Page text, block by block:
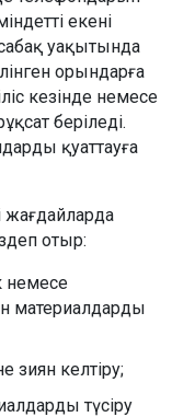
екені
уақытында
орындарға
кезінде немесе
беріледі.
қуаттауға
жағдайларда
отыр:
немесе
материалдарды
зиян келтіру;
түсіру